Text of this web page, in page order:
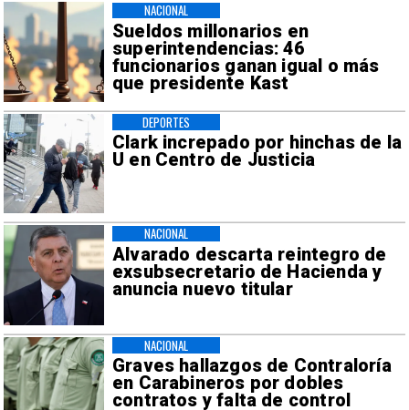
Sueldos millonarios en
superintendencias: 46
funcionarios ganan igual o más
que presidente Kast
NACIONAL
Clark increpado por hinchas de la
U en Centro de Justicia
DEPORTES
Alvarado descarta reintegro de
exsubsecretario de Hacienda y
anuncia nuevo titular
NACIONAL
Graves hallazgos de Contraloría
en Carabineros por dobles
contratos y falta de control
NACIONAL